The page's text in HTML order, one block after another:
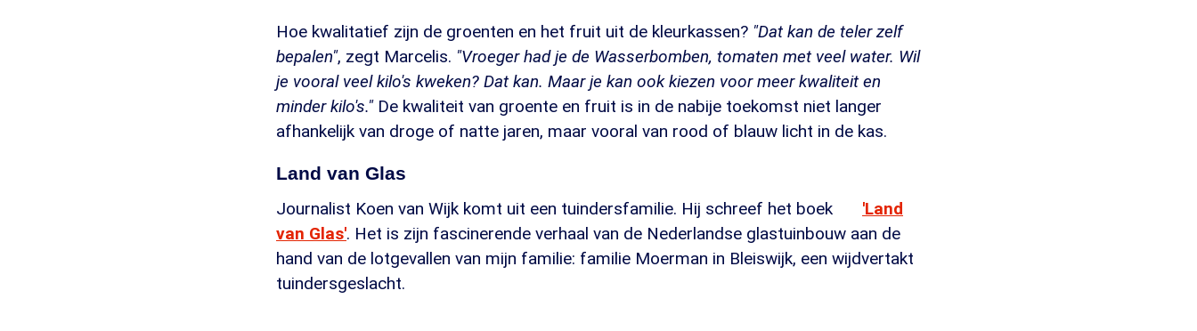
Hoe kwalitatief zijn de groenten en het fruit uit de kleurkassen? "Dat kan de teler zelf
bepalen", zegt Marcelis. "Vroeger had je de Wasserbomben, tomaten met veel water. Wil
je vooral veel kilo's kweken? Dat kan. Maar je kan ook kiezen voor meer kwaliteit en
minder kilo's."De kwaliteit van groente en fruit is in de nabije toekomst niet langer
afhankelijk van droge of natte jaren, maar vooral van rood of blauw licht in de kas.
Land van Glas
Journalist Koen van Wijk komt uit een tuindersfamilie. Hij schreef het boek
'Land
van Glas'. Het is zijn fascinerende verhaal van de Nederlandse glastuinbouw aan de
hand van de lotgevallen van mijn familie: familie Moerman in Bleiswijk, een wijdvertakt
tuindersgeslacht.